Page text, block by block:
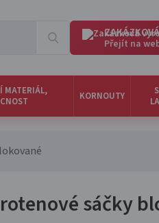
Přejít na
MATERIÁL,
KORNOUTY
sáčky